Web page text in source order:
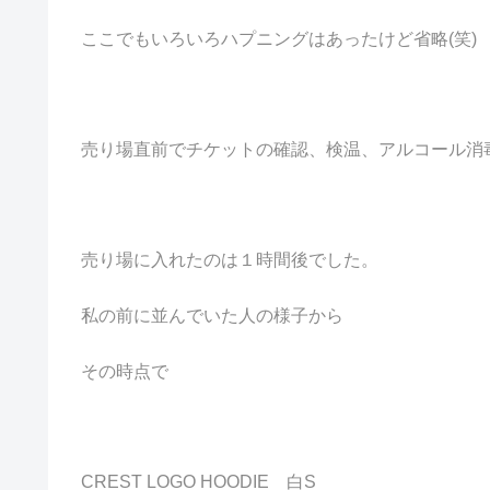
ここでもいろいろハプニングはあったけど省略(笑)
売り場直前でチケットの確認、検温、アルコール消
売り場に入れたのは１時間後でした。
私の前に並んでいた人の様子から
その時点で
CREST LOGO HOODIE 白S